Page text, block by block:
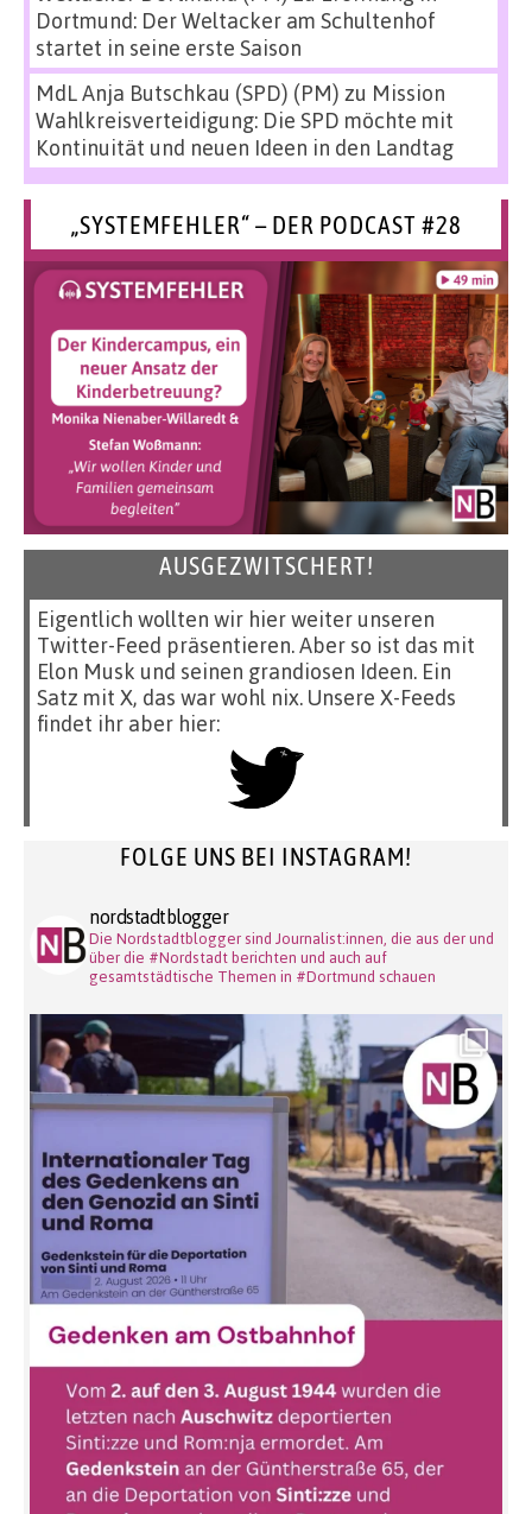
Dortmund: Der Weltacker am Schultenhof
startet in seine erste Saison
MdL Anja Butschkau (SPD) (PM) zu Mission
Wahlkreisverteidigung: Die SPD möchte mit
Kontinuität und neuen Ideen in den Landtag
„SYSTEMFEHLER“ – DER PODCAST #28
AUSGEZWITSCHERT!
Eigentlich wollten wir hier weiter unseren
Twitter-Feed präsentieren. Aber so ist das mit
Elon Musk und seinen grandiosen Ideen. Ein
Satz mit X, das war wohl nix. Unsere X-Feeds
findet ihr aber hier:
FOLGE UNS BEI INSTAGRAM!
nordstadtblogger
Die Nordstadtblogger sind Journalist:innen, die aus der und
über die #Nordstadt berichten und auch auf
gesamtstädtische Themen in #Dortmund schauen